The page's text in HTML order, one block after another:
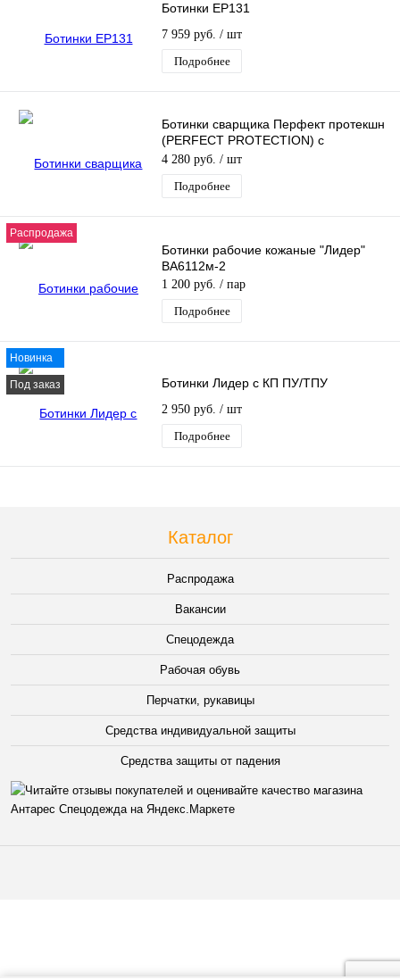
Ботинки EP131
7 959 руб. / шт
Подробнее
Ботинки сварщика Перфект протекшн
(PERFECT PROTECTION) с
усиленной защитой
4 280 руб. / шт
Подробнее
Распродажа
Ботинки рабочие кожаные "Лидер"
ВА6112м-2
1 200 руб. / пар
Подробнее
Новинка
Под заказ Ботинки Лидер с КП ПУ/ТПУ
2 950 руб. / шт
Подробнее
Каталог
Распродажа
Вакансии
Спецодежда
Рабочая обувь
Перчатки, рукавицы
Средства индивидуальной защиты
Средства защиты от падения